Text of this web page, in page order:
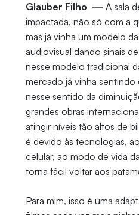
Glauber Filho — A sala
impactada, não só com a
mas já vinha um modelo
audiovisual dando sinais
nesse modelo tradicional
mercado já vinha
nesse sentido da
grandes obras
atingir níveis tão altos de
é devido às tecnologias,
celular, ao modo de vida
torna fácil voltar aos
Para mim, isso é uma